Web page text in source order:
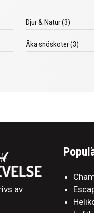
Djur & Natur (3)
Åka snöskoter (3)
av